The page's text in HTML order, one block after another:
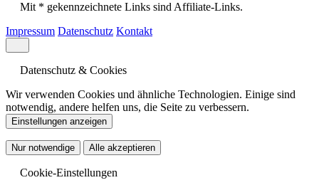
Mit * gekennzeichnete Links sind Affiliate-Links.
Impressum Datenschutz Kontakt
Datenschutz & Cookies
Wir verwenden Cookies und ähnliche Technologien. Einige sind
notwendig, andere helfen uns, die Seite zu verbessern.
Einstellungen anzeigen
Nur notwendige Alle akzeptieren
Cookie-Einstellungen